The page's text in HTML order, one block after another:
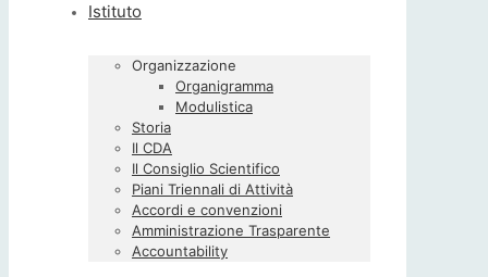
Istituto
Organizzazione
Organigramma
Modulistica
Storia
Il CDA
Il Consiglio Scientifico
Piani Triennali di Attività
Accordi e convenzioni
Amministrazione Trasparente
Accountability